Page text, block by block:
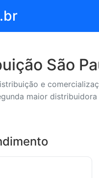
São
e
maior